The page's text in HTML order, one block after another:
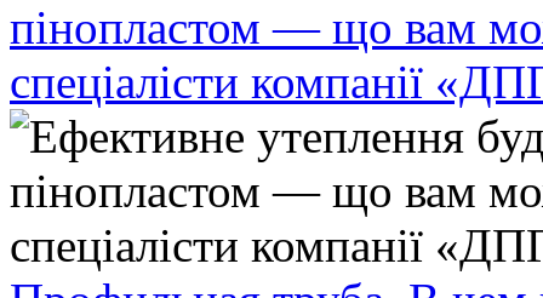
пінопластом — що вам
спеціалісти компанії